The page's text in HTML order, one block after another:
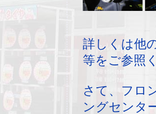
詳しくは他
等をご参照
さて、フロ
ングセンタ